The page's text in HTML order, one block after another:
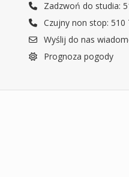
Zadzwoń do studia:
Czujny non stop: 510
Wyślij do nas
Prognoza pogody